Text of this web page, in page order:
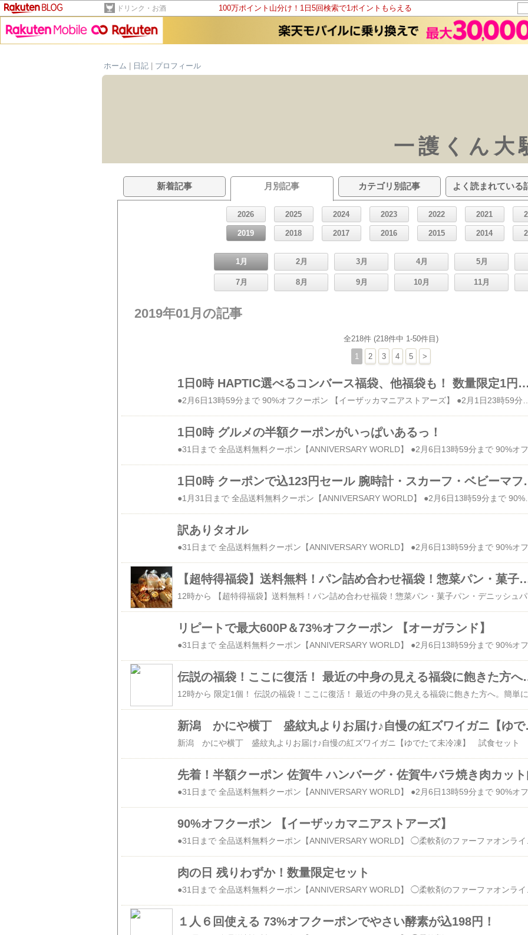
ドリンク・お酒 100万ポイント山分け！1日5回検索で1ポイントもらえる
ホーム
日記 プロフィール
一護くん
新着記事 月別記事 カテゴリ別記事 よく読まれている
2026 2025 2024 2023 2022 2021
2019 2018 2017 2016 2015 2014
1月 2月 3月 4月 5月
7月 8月 9月 10月 11月
2019年01月の記事
全218件 (218件中 1-50件目)
1 2 3 4 5 >
1日0時 HAPTIC選べるコンバース福袋、他福袋も！ 数量限定1円珈琲
1日0時 グルメの半額クーポンがいっぱいあるっ！
1日0時 クーポン
●1月31日まで 全品送料無料クーポン【ANNIVERSARY WORLD】 ●2月6日13時59分まで 90%オフクーポン 【イーザッカマニアストアーズ】 ●2月1日23時59分まで 【オーガランド】 73%オフクーポン＆リピートで600P ZAKZAK 楽天市場店 1日0時から 3日限定クーポン 先着1,000名様 お一人様1回まで。 123円クーポン 今まではクーポン使わなくても込123円だったんですけどね。 ルール、かわってしまったのかな？ 以下、クーポンで込123円 【送料無料】 腕時計 レディース メンズ ウォッチ シンプル 合皮 黒 白 男女兼用 トラッド おしゃれ 安い sale F1901価格：324円（税込、送料無料) (2019/1/31時点) 椅子カバー 送料無料 猫 可愛い 猫脚 猫くつした 靴下 肉球 くつした カバー 椅子 机 足 ねこ 猫雑貨 プチプラ ZAKZAK 面白 8P39 sale価格：324円（税込、送料無料) (2019/1/31時点) 【送料無料】レディース ベルト アクセサリー カジュアル フェィクレザー 柔らかい 細い 合皮 普段使い 洋服 大きいサイズ べると belt 黒 白 ブラック ホワイト ピンク ブラウン 春夏秋冬【sale】 8A02価格：324円（税込、送料無料) (2019/1/31時点) 【送料無料】スカーフ ツイリースカーフ バッグ用スカーフ 長方形スカーフ シルクサテン調 柄スカーフ 細スカーフ バンダナスカーフ スリムスカーフ リボンスカーフ レディース ターバン バンダナ ヘアアレンジ 安い ツイリースカーフ F2112 sale価格：324円（税込、送料無料) (2019/1/31時点) スエード風 コーデュロイキャップ レディース 帽子 送料無料 コーデュロイ キャップ 帽子 男女兼用 無地 黒 ブラック 白 ベージュ ネイビー レディース メンズ 帽子 ハット 可愛い 安い おしゃれ 韓国 調節可能 ウトドア カジュアル 小顔効果 8D90 sale価格：324円（税込、送料無料) (2019/1/31時点) マフラー ベビー キッズ ストール 送料無料 ニット ピンク ブラウン ベージュ ネイビー 寒さ対策 防寒対策 お出かけ用品 モヘア 可愛い 秋冬 ベビー グレー 黒 ピンク 黄色 マント ケープ ベビーウェア 冬 あったかい おしゃれ プレゼント ネックウォーマー 8C56 sale価格：324円（税込、送料無料) (2019/1/31時点) 以下、クーポンで込321円 マフラー ストール 送料無料 幾何学 パターン 秋冬 おしゃれ かわいい ポンチョ レディースファッション ストール ブラウン グレー ネイビー カシミヤタッチ 流行 プチプラ 8K52 sale価格：538円（税込、送料無料) (2019/1/31時点) 【送料無料】猫 トートバッグ ファスナー ショルダーバッグ 猫ちゃん 可愛い バッグ 猫雑貨 雑貨 ネコ バッグ かわいい 安い ホワイト ブラック 白 黒CAT 猫 8D50 sale価格：538円（税込、送料無料) (2019/1/31時点) LINEで届いてるクーポンもあるので、 そっちだともしかしてタダポチできる？？？ ☆リアルタイムランキング☆ ★デイリーランキング★ ●●クーポンランキング●● 日記一覧
訳ありタオル
【超特得福袋】送料無料！パン詰め合わせ福袋！惣菜パン・菓子パ
12時から 【超特得福袋
リピートで最大600P＆73%オフクーポン 【オーガランド】
伝説の福袋！ここに復活！ 最
新潟 かにや横
新潟 かにや横丁 盛紋丸よりお届け♪自慢の紅ズワイガニ【ゆでたて未冷凍】 試食セット
先着！半額クーポン 佐賀牛 ハンバーグ・佐賀牛バラ焼き肉カット
90%オフクーポン 【イーザッカマニアストアーズ】
肉の日 残りわずか！数量限定セット
１人６回使える 73%オフクーポンでやさい酵素が込198円！